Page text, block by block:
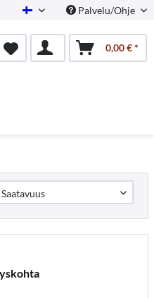
Finnish Palvelu/Ohje
0,00 € *